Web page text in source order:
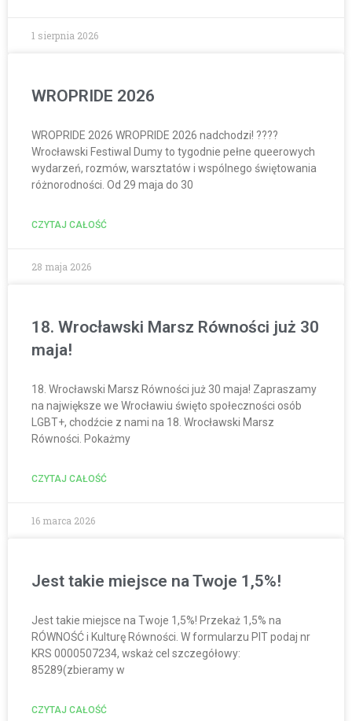
1 sierpnia 2026
WROPRIDE 2026
WROPRIDE 2026 WROPRIDE 2026 nadchodzi! ????
Wrocławski Festiwal Dumy to tygodnie pełne queerowych
wydarzeń, rozmów, warsztatów i wspólnego świętowania
różnorodności. Od 29 maja do 30
CZYTAJ CAŁOŚĆ
28 maja 2026
18. Wrocławski Marsz Równości już 30
maja!
18. Wrocławski Marsz Równości już 30 maja! Zapraszamy
na największe we Wrocławiu święto społeczności osób
LGBT+, chodźcie z nami na 18. Wrocławski Marsz
Równości. Pokażmy
CZYTAJ CAŁOŚĆ
16 marca 2026
Jest takie miejsce na Twoje 1,5%!
Jest takie miejsce na Twoje 1,5%! Przekaż 1,5% na
RÓWNOŚĆ i Kulturę Równości. W formularzu PIT podaj nr
KRS 0000507234, wskaż cel szczegółowy:
85289(zbieramy w
CZYTAJ CAŁOŚĆ